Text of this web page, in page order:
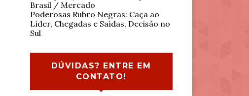
Brasil / Mercado
Poderosas Rubro Negras: Caça ao
Líder, Chegadas e Saídas, Decisão no
Sul
DÚVIDAS? ENTRE EM
CONTATO!